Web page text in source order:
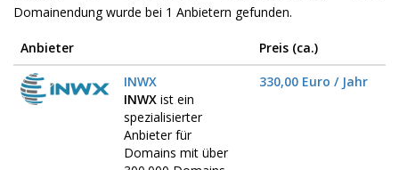
Domainendung wurde bei 1 Anbietern gefunden.
Anbieter
Preis (ca.)
INWX
INWX ist ein
spezialisierter
Anbieter für
Domains mit über
330,00 Euro / Jahr